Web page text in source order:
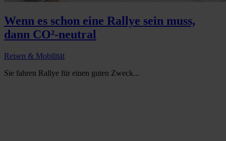
Wenn es schon eine Rallye sein muss,
dann CO²-neutral
Reisen & Mobilität
Sie fahren Rallye für einen guten Zweck...